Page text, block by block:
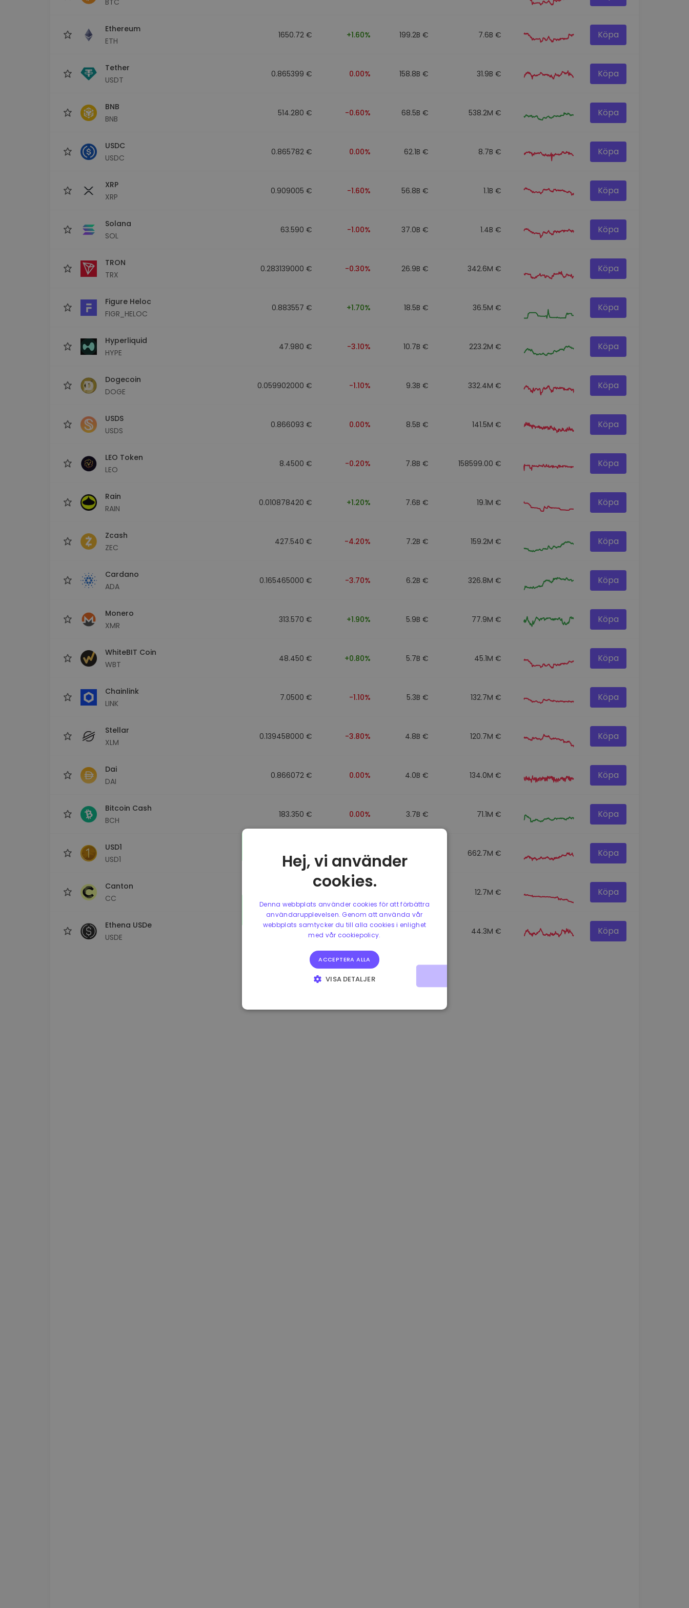
Ethereum
ETH
1650.72 € +1.60% 199.2B € 7.6B € Köpa
Tether
USDT
0.865399 € 0.00% 158.8B € 31.9B € Köpa
BNB
BNB
514.280 € -0.60% 68.5B € 538.2M € Köpa
USDC
USDC
0.865782 € 0.00% 62.1B € 8.7B € Köpa
XRP
XRP
0.909005 € -1.60% 56.8B € 1.1B € Köpa
Solana
SOL
63.590 € -1.00% 37.0B € 1.4B € Köpa
TRON
TRX
0.283139000 € -0.30% 26.9B € 342.6M € Köpa
Figure Heloc
FIGR_HELOC
0.883557 € +1.70% 18.5B € 36.5M € Köpa
Hyperliquid
HYPE
47.980 € -3.10% 10.7B € 223.2M € Köpa
Dogecoin
DOGE
0.059902000 € -1.10% 9.3B € 332.4M € Köpa
USDS
USDS
0.866093 € 0.00% 8.5B € 141.5M € Köpa
LEO Token
LEO
8.4500 € -0.20% 7.8B € 158599.00 € Köpa
Rain
RAIN
0.010878420 € +1.20% 7.6B € 19.1M € Köpa
Zcash
ZEC
427.540 € -4.20% 7.2B € 159.2M € Köpa
Cardano
ADA
0.165465000 € -3.70% 6.2B € 326.8M € Köpa
Monero
XMR
313.570 € +1.90% 5.9B € 77.9M € Köpa
WhiteBIT Coin
WBT
48.450 € +0.80% 5.7B € 45.1M € Köpa
Chainlink
LINK
7.0500 € -1.10% 5.3B € 132.7M € Köpa
Stellar
XLM
0.139458000 € -3.80% 4.8B € 120.7M € Köpa
Dai
DAI
0.866072 € 0.00% 4.0B € 134.0M € Köpa
Bitcoin Cash
BCH
183.350 € 0.00% 3.7B € 71.1M € Köpa
USD1
USD1
0.865650 € 0.00% 662.7M € Köpa
Canton
CC
12.7M € Köpa
Ethena USDe
USDE
0.865673 € -0.10% 3.4B € 44.3M € Köpa
Hej, vi använder
cookies.
Denna webbplats använder cookies för att förbättra
användarupplevelsen. Genom att använda vår
webbplats samtycker du till alla cookies i enlighet
med vår cookiepolicy.
ACCEPTERA ALLA
VISA DETALJER